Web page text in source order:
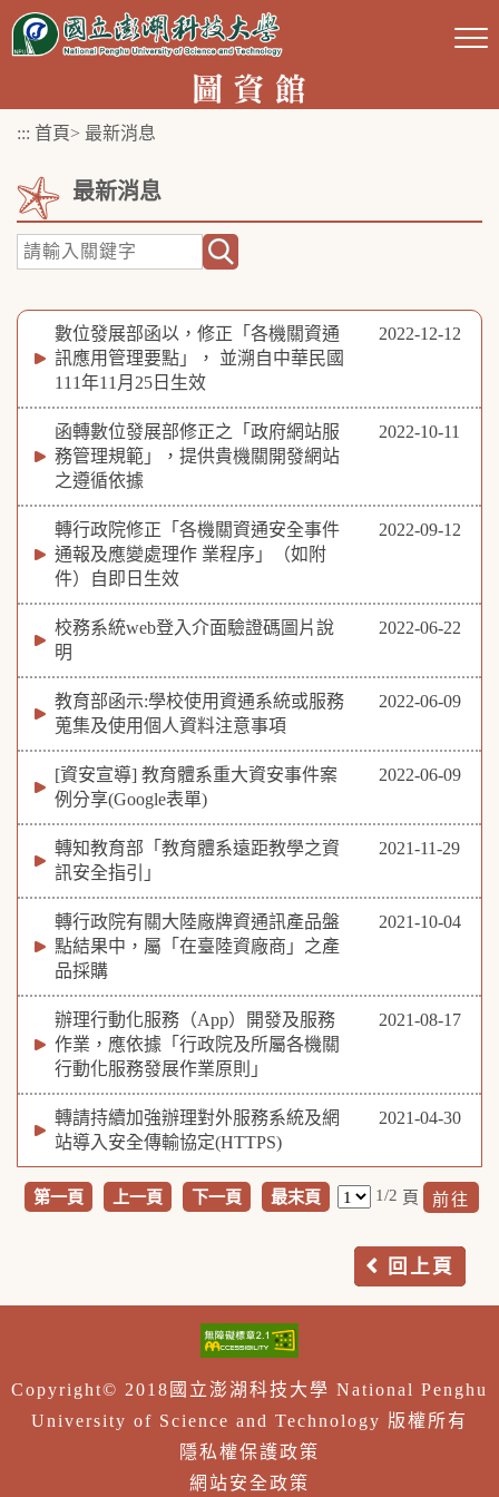
跳
::: 首頁> 最新消息
最新消息
數位發展部函以，修正「各機關資通
訊應用管理要點」， 並溯自中華民國
111年11月25日生效
2022-12-12
函轉數位發展部修正之「政府網站服
務管理規範」，提供貴機關開發網站
之遵循依據
2022-10-11
轉行政院修正「各機關資通安全事件
通報及應變處理作 業程序」（如附
件）自即日生效
2022-09-12
校務系統web登入介面驗證碼圖片說
明
2022-06-22
教育部函示:學校使用資通系統或服務
蒐集及使用個人資料注意事項
2022-06-09
[資安宣導] 教育體系重大資安事件案
例分享(Google表單)
2022-06-09
轉知教育部「教育體系遠距教學之資
訊安全指引」
2021-11-29
轉行政院有關大陸廠牌資通訊產品盤
點結果中，屬「在臺陸資廠商」之產
品採購
2021-10-04
辦理行動化服務（App）開發及服務
作業，應依據「行政院及所屬各機關
行動化服務發展作業原則」
2021-08-17
轉請持續加強辦理對外服務系統及網
站導入安全傳輸協定(HTTPS)
2021-04-30
第一頁 上一頁 下一頁 最末頁 1/2 頁
回上頁
Copyright© 2018國立澎湖科技大學 National Penghu
University of Science and Technology 版權所有
隱私權保護政策
網站安全政策